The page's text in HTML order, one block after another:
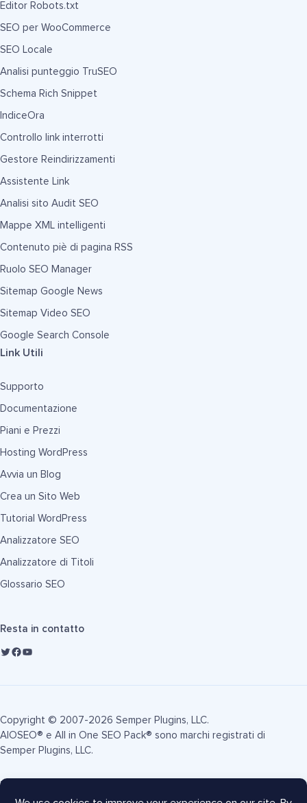
Editor Robots.txt
SEO per WooCommerce
SEO Locale
Analisi punteggio TruSEO
Schema Rich Snippet
IndiceOra
Controllo link interrotti
Gestore Reindirizzamenti
Assistente Link
Analisi sito Audit SEO
Mappe XML intelligenti
Contenuto piè di pagina RSS
Ruolo SEO Manager
Sitemap Google News
Sitemap Video SEO
Google Search Console
Link Utili
Supporto
Documentazione
Piani e Prezzi
Hosting WordPress
Avvia un Blog
Crea un Sito Web
Tutorial WordPress
Analizzatore SEO
Analizzatore di Titoli
Glossario SEO
Resta in contatto
Copyright © 2007-2026 Semper Plugins, LLC.
AIOSEO® e All in One SEO Pack® sono marchi registrati di
Semper Plugins, LLC.
Termini di Servizio